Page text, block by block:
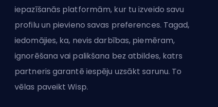
iepazīšanās platformām, kur tu izveido savu
profilu un pievieno savas preferences. Tagad,
iedomājies, ka, nevis darbības, piemēram,
ignorēšana vai palikšana bez atbildes, katrs
partneris garantē iespēju uzsākt sarunu. To
vēlas paveikt Wisp.